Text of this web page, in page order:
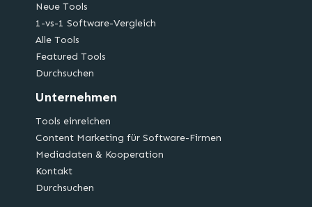
Neue Tools
1-vs-1 Software-Vergleich
Alle Tools
Featured Tools
Durchsuchen
Unternehmen
Tools einreichen
Content Marketing für Software-Firmen
Mediadaten & Kooperation
Kontakt
Durchsuchen